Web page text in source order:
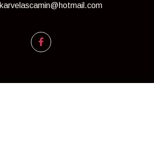
karvelascamin@hotmail.com